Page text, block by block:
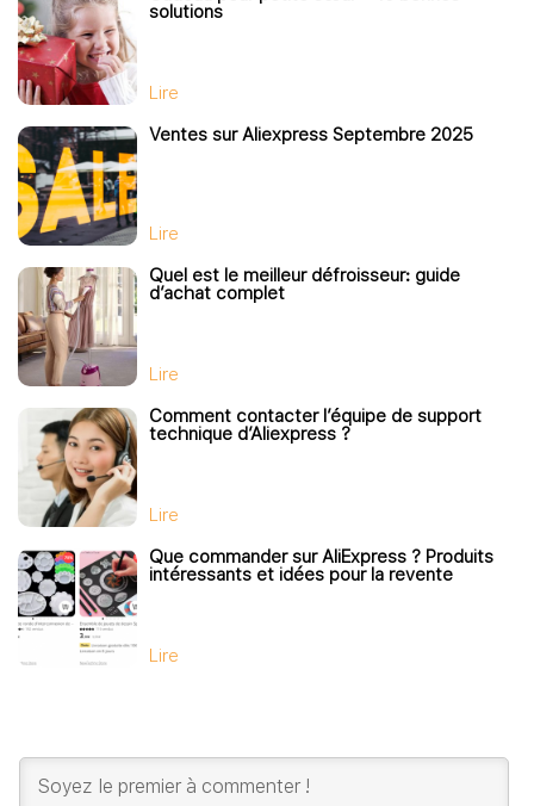
solutions
Lire
Ventes sur Aliexpress Septembre 2025
Lire
Quel est le meilleur défroisseur: guide
d’achat complet
Lire
Comment contacter l’équipe de support
technique d’Aliexpress ?
Lire
Que commander sur AliExpress ? Produits
intéressants et idées pour la revente
Lire